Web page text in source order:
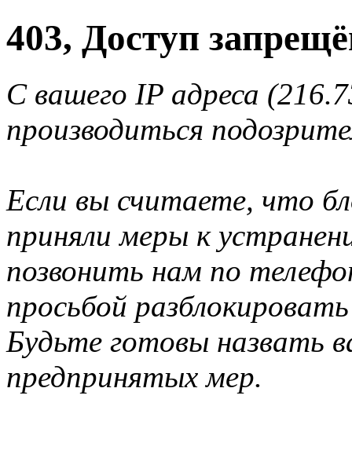
403, Доступ
С вашего IP адреса
производиться
Если вы считаете, что
приняли меры к
позвонить нам по
просьбой
Будьте готовы назвать
предпринятых мер.